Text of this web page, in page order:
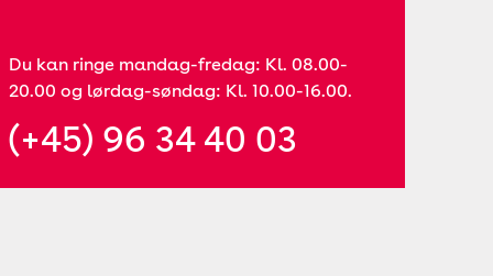
Du kan ringe mandag-fredag: Kl. 08.00-
20.00 og lørdag-søndag: Kl. 10.00-16.00.
(+45) 96 34 40 03